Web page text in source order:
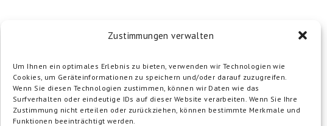
Zustimmungen verwalten
Um Ihnen ein optimales Erlebnis zu bieten, verwenden wir Technologien wie
Cookies, um Geräteinformationen zu speichern und/oder darauf zuzugreifen.
Wenn Sie diesen Technologien zustimmen, können wir Daten wie das
Surfverhalten oder eindeutige IDs auf dieser Website verarbeiten. Wenn Sie Ihre
Zustimmung nicht erteilen oder zurückziehen, können bestimmte Merkmale und
Funktionen beeinträchtigt werden.